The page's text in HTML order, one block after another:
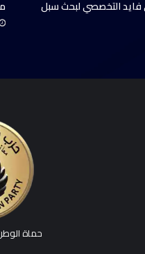
التخصصي لبحث سبل
حماة